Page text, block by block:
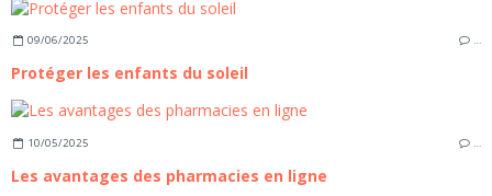
09/06/2025 …
Protéger les enfants du soleil
10/05/2025 …
Les avantages des pharmacies en ligne